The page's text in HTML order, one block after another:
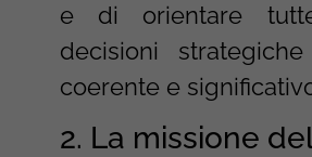
e di orientare
decisioni
coerente e
2. La missione